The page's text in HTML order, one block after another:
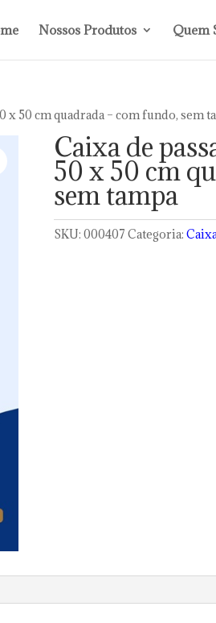
Nossos Produtos Quem
x 50 cm quadrada – com fundo, sem
Caixa de
50 x 50 cm
sem tampa
SKU: 000407 Categoria: